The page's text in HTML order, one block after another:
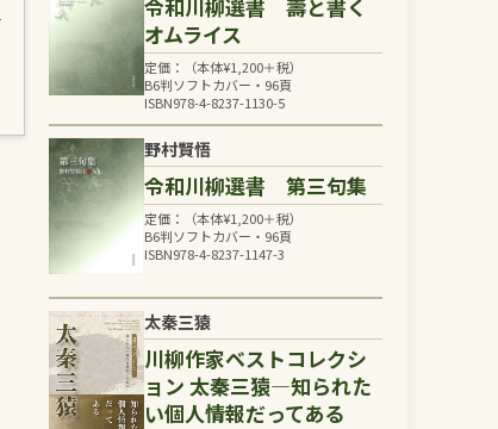
令和川柳選書 壽と書く
オムライス
定価：（本体¥1,200＋税）
B6判ソフトカバー・96頁
ISBN978-4-8237-1130-5
野村賢悟
令和川柳選書 第三句集
定価：（本体¥1,200＋税）
B6判ソフトカバー・96頁
ISBN978-4-8237-1147-3
太秦三猿
川柳作家ベストコレクシ
ョン 太秦三猿―知られた
い個人情報だってある